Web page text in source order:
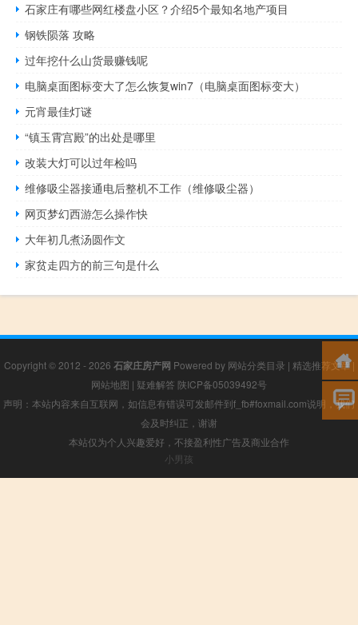
石家庄有哪些网红楼盘小区？介绍5个最知名地产项目
钢铁陨落 攻略
过年挖什么山货最赚钱呢
电脑桌面图标变大了怎么恢复win7（电脑桌面图标变大）
元宵最佳灯谜
“镇玉霄宫殿”的出处是哪里
改装大灯可以过年检吗
维修吸尘器接通电后整机不工作（维修吸尘器）
网页梦幻西游怎么操作快
大年初几煮汤圆作文
家贫走四方的前三句是什么
Copyright © 2012 - 2026 石家庄房产网 Powered by 网站分类目录 | 精选推荐文章|
网站地图 | 疑难解答 陕ICP备05039492号
声明：本站内容来自互联网，如信息有错误可发邮件到f_fb#foxmail.com说明，我们
会及时纠正，谢谢
本站仅为个人兴趣爱好，不接盈利性广告及商业合作
小男孩